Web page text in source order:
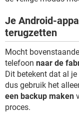
Je Android-
terugzetten
Mocht
telefoon naar de
Dit betekent dat al
dus gebruik het
een backup maken
proces.